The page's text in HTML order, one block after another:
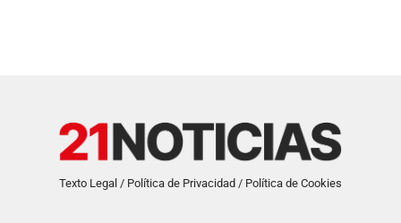
Texto Legal / Política de Privacidad / Política de Cookies